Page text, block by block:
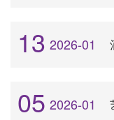
13 2026-01
05 2026-01